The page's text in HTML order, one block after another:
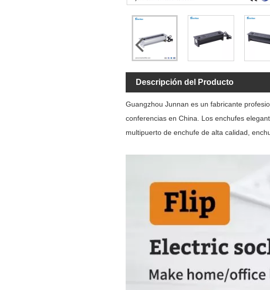
Descripción del Producto
Guangzhou Junnan es un fabricante
conferencias en China. Los enchufes
multipuerto de enchufe de alta calidad,